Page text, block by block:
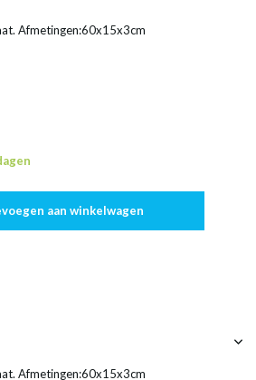
Afmetingen:60x15x3cm
aan winkelwagen
Afmetingen:60x15x3cm